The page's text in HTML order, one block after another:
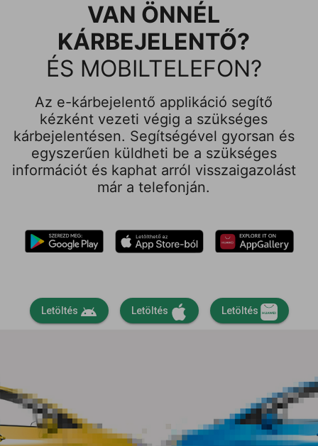
VAN ÖNNÉL
KÁRBEJELENTŐ?
ÉS MOBILTELEFON?
Az e-kárbejelentő applikáció segítő
kézként vezeti végig a szükséges
kárbejelentésen. Segítségével gyorsan és
egyszerűen küldheti be a szükséges
információt és kaphat arról visszaigazolást
már a telefonján.
Letöltés android Letöltés Letöltés